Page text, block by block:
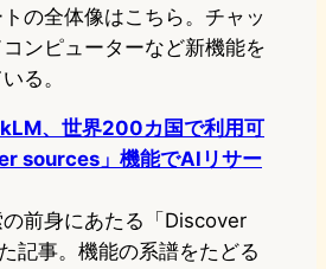
の全体像はこちら。チャッ
コンピューターなど新機能を
る。
、世界200カ国で利用可
sources」機能でAIリサー
前身にあたる「Discover
記事。機能の系譜をたどる